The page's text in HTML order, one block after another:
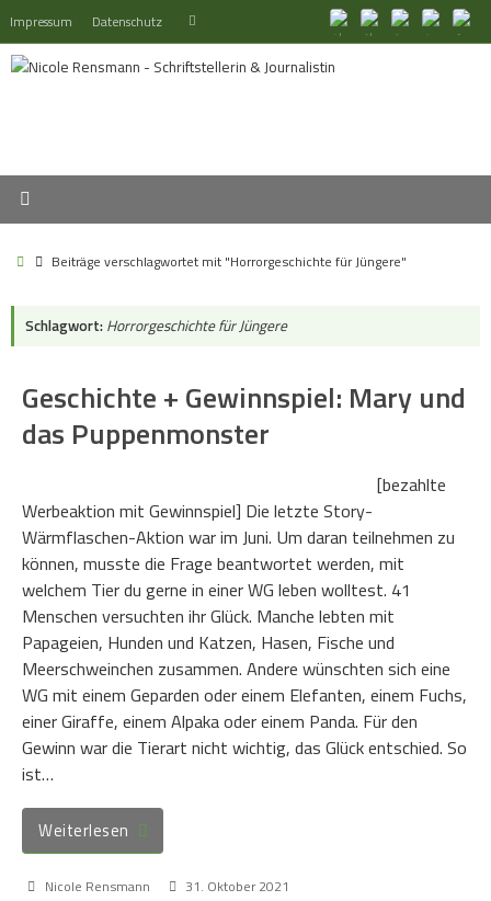
Inhalt
springen
Impressum Datenschutz Suchen
StartBeiträge verschlagwortet mit "Horrorgeschichte für Jüngere"
Schlagwort: Horrorgeschichte für Jüngere
Geschichte + Gewinnspiel: Mary und
das Puppenmonster
[bezahlte
Werbeaktion mit Gewinnspiel] Die letzte Story-
Wärmflaschen-Aktion war im Juni. Um daran teilnehmen zu
können, musste die Frage beantwortet werden, mit
welchem Tier du gerne in einer WG leben wolltest. 41
Menschen versuchten ihr Glück. Manche lebten mit
Papageien, Hunden und Katzen, Hasen, Fische und
Meerschweinchen zusammen. Andere wünschten sich eine
WG mit einem Geparden oder einem Elefanten, einem Fuchs,
einer Giraffe, einem Alpaka oder einem Panda. Für den
Gewinn war die Tierart nicht wichtig, das Glück entschied. So
ist…
Weiterlesen
Nicole Rensmann
31. Oktober 2021